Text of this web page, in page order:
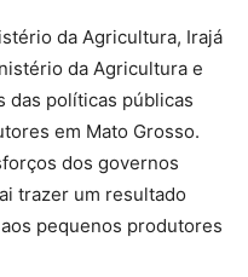
da Agricultura, Irajá
da Agricultura e
das políticas públicas
em Mato Grosso.
dos governos
trazer um resultado
pequenos produtores